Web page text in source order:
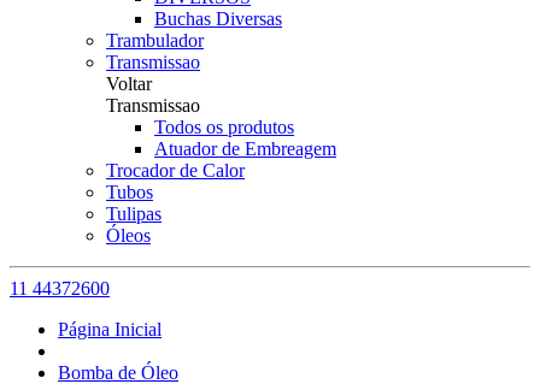
Buchas Diversas
Trambulador
Transmissao
Voltar
Transmissao
Todos os produtos
Atuador de Embreagem
Trocador de Calor
Tubos
Tulipas
Óleos
11 44372600
Página Inicial
Bomba de Óleo